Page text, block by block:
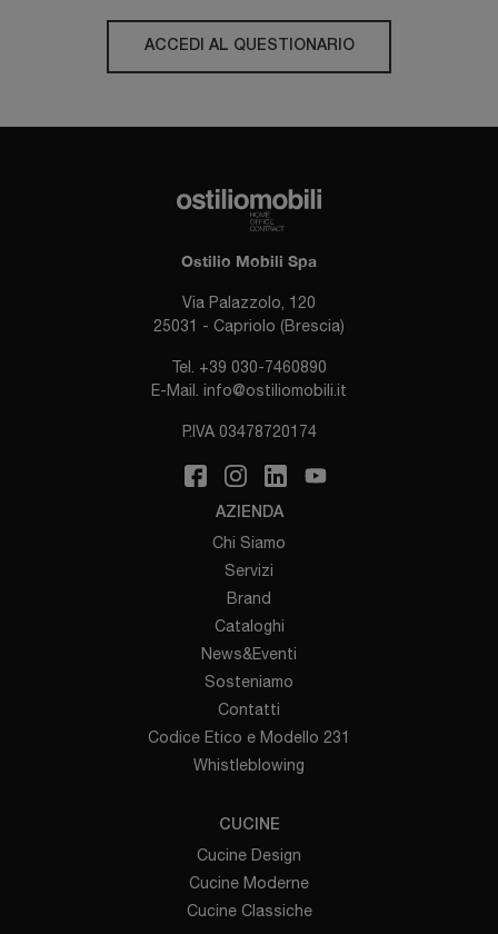
ACCEDI AL QUESTIONARIO
Ostilio Mobili Spa
Via Palazzolo, 120
25031 - Capriolo (Brescia)
Tel. +39 030-7460890
E-Mail. info@ostiliomobili.it
P.IVA 03478720174
AZIENDA
Chi Siamo
Servizi
Brand
Cataloghi
News&Eventi
Sosteniamo
Contatti
Codice Etico e Modello 231
Whistleblowing
CUCINE
Cucine Design
Cucine Moderne
Cucine Classiche